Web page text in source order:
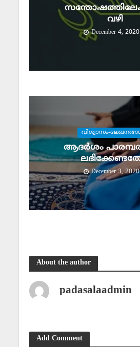
വഴി
December 4, 2020
വിശ്വാസം-
ആദര്‍ശം
December 3, 2020
About the author
padasalaadmin
Add Comment